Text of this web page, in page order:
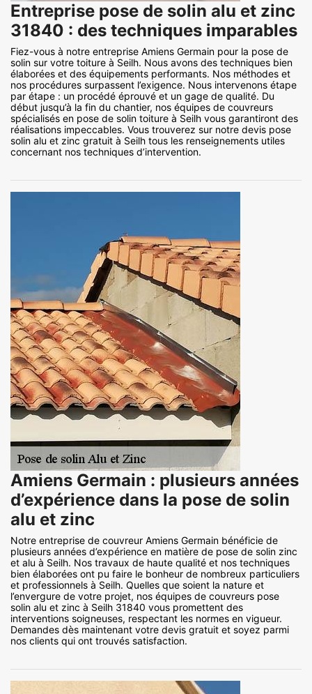
Entreprise pose de solin alu et zinc
31840 : des techniques imparables
Fiez-vous à notre entreprise Amiens Germain pour la pose de
solin sur votre toiture à Seilh. Nous avons des techniques bien
élaborées et des équipements performants. Nos méthodes et
nos procédures surpassent l’exigence. Nous intervenons étape
par étape : un procédé éprouvé et un gage de qualité. Du
début jusqu’à la fin du chantier, nos équipes de couvreurs
spécialisés en pose de solin toiture à Seilh vous garantiront des
réalisations impeccables. Vous trouverez sur notre devis pose
solin alu et zinc gratuit à Seilh tous les renseignements utiles
concernant nos techniques d’intervention.
Amiens Germain : plusieurs années
d’expérience dans la pose de solin
alu et zinc
Notre entreprise de couvreur Amiens Germain bénéficie de
plusieurs années d’expérience en matière de pose de solin zinc
et alu à Seilh. Nos travaux de haute qualité et nos techniques
bien élaborées ont pu faire le bonheur de nombreux particuliers
et professionnels à Seilh. Quelles que soient la nature et
l’envergure de votre projet, nos équipes de couvreurs pose
solin alu et zinc à Seilh 31840 vous promettent des
interventions soigneuses, respectant les normes en vigueur.
Demandes dès maintenant votre devis gratuit et soyez parmi
nos clients qui ont trouvés satisfaction.